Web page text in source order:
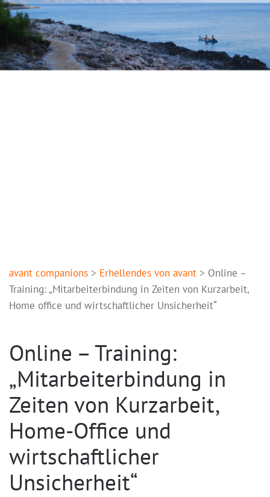
Zum Hauptinhalt springen
avant companions > Erhellendes von avant > Online –
Training: „Mitarbeiterbindung in Zeiten von Kurzarbeit,
Home office und wirtschaftlicher Unsicherheit“
Online – Training:
„Mitarbeiterbindung in
Zeiten von Kurzarbeit,
Home-Office und
wirtschaftlicher
Unsicherheit“